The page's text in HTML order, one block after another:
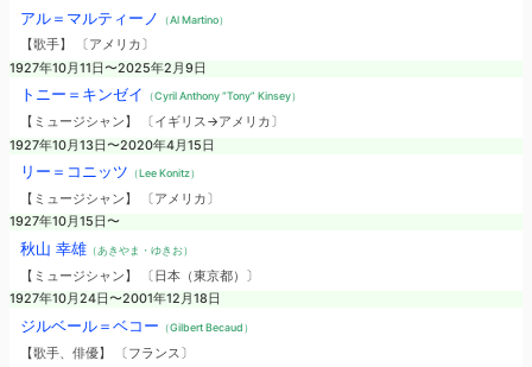
アル＝マルティーノ （Al Martino）
【歌手】 〔アメリカ〕
1927年10月11日〜2025年2月9日
トニー＝キンゼイ （Cyril Anthony “Tony” Kinsey）
【ミュージシャン】 〔イギリス→アメリカ〕
1927年10月13日〜2020年4月15日
リー＝コニッツ （Lee Konitz）
【ミュージシャン】 〔アメリカ〕
1927年10月15日〜
秋山 幸雄（あきやま・ゆきお）
【ミュージシャン】 〔日本（東京都）〕
1927年10月24日〜2001年12月18日
ジルベール＝ベコー （Gilbert Becaud）
【歌手、俳優】 〔フランス〕